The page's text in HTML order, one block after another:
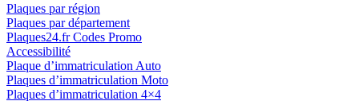
Plaques par région
Plaques par département
Plaques24.fr Codes Promo
Accessibilité
Plaque d’immatriculation Auto
Plaques d’immatriculation Moto
Plaques d’immatriculation 4×4